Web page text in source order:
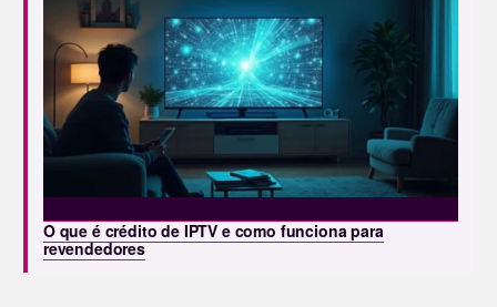
O que é crédito de IPTV e como funciona para
revendedores